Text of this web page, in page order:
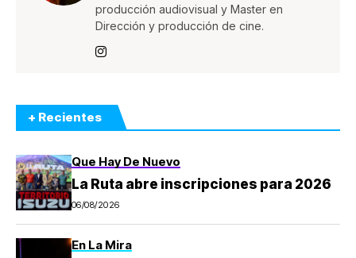
producción audiovisual y Master en
Dirección y producción de cine.
+ Recientes
Que Hay De Nuevo
La Ruta abre inscripciones para 2026
06/08/2026
En La Mira